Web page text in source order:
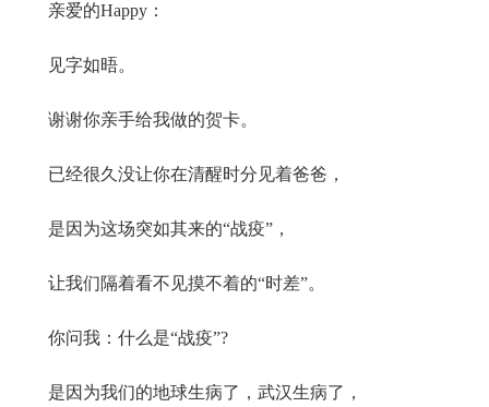
亲爱的Happy：
见字如晤。
谢谢你亲手给我做的贺卡。
已经很久没让你在清醒时分见着爸爸，
是因为这场突如其来的“战疫”，
让我们隔着看不见摸不着的“时差”。
你问我：什么是“战疫”?
是因为我们的地球生病了，武汉生病了，